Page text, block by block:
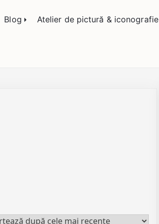
artă – Călin Bogătean
Blog Atelier de pictură & iconografie